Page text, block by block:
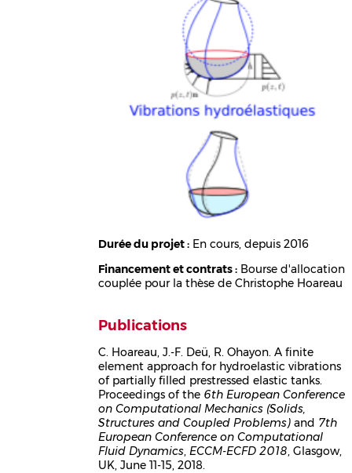
Durée du projet : En cours, depuis 2016
Financement et contrats : Bourse d'allocation
couplée pour la thèse de Christophe Hoareau
Publications
Corps
C. Hoareau, J.-F. Deü, R. Ohayon. A finite
element approach for hydroelastic vibrations
of partially filled prestressed elastic tanks.
Proceedings of the 6th European Conference
on Computational Mechanics (Solids,
Structures and Coupled Problems) and 7th
European Conference on Computational
Fluid Dynamics,ECCM-ECFD 2018, Glasgow,
UK, June 11-15, 2018.